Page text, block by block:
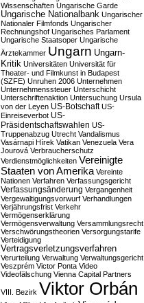
Wissenschaften Ungarische Garde
Ungarische Nationalbank Ungarischer
Nationaler Filmfonds Ungarischer
Rechnungshof Ungarisches Parlament
Ungarische Staatsoper Ungarische
Ärztekammer Ungarn Ungarn-
Kritik Universitäten Universität für
Theater- und Filmkunst in Budapest
(SZFE) Unruhen 2006 Unternehmen
Unternehmenssteuer Unterschicht
Unterschriftenaktion Untersuchung Ursula
von der Leyen US-Botschaft US-
Einreiseverbot US-
Präsidentschaftswahlen US-
Truppenabzug Utrecht Vandalismus
Vasárnapi Hírek Vatikan Venezuela Vera
Jourová Verbraucherschutz
Verdienstmöglichkeiten Vereinigte
Staaten von Amerika Vereinte
Nationen Verfahren Verfassungsgericht
Verfassungsänderung Vergangenheit
Vergewaltigungsvorwurf Verhandlungen
Verjährungsfrist Verkehr
Vermögenserklärung
Vermögensverwaltung Versammlungsrecht
Verschwörungstheorien Versorgungstarife
Verteidigung
Vertragsverletzungsverfahren
Verurteilung Verwaltung Verwaltungsgericht
Veszprém Victor Ponta Video
Videofälschung Vienna Capital Partners
VIII. Bezirk Viktor Orbán